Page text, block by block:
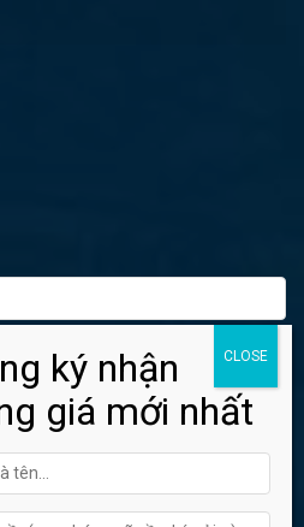
ĐĂNG KÝ TƯ VẤN